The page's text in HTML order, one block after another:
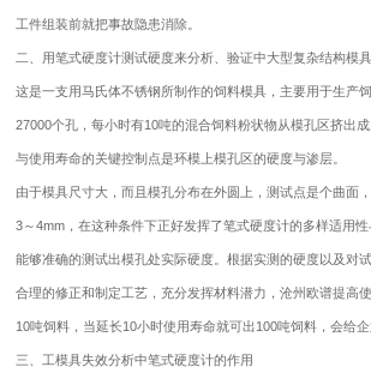
工件组装前就把事故隐患消除。
二、用笔式硬度计测试硬度来分析、验证中大型复杂结构模
这是一支用马氏体不锈钢所制作的饲料模具，主要用于生产
27000个孔，每小时有10吨的混合饲料粉状物从模孔区挤出
与使用寿命的关键控制点是环模上模孔区的硬度与渗层。
由于模具尺寸大，而且模孔分布在外圆上，测试点是个曲面
3～4mm，在这种条件下正好发挥了笔式硬度计的多样适用性
能够准确的测试出模孔处实际硬度。根据实测的硬度以及对
合理的修正和制定工艺，充分发挥材料潜力，沧州欧谱提高
10吨饲料，当延长10小时使用寿命就可出100吨饲料，会给
三、工模具失效分析中笔式硬度计的作用